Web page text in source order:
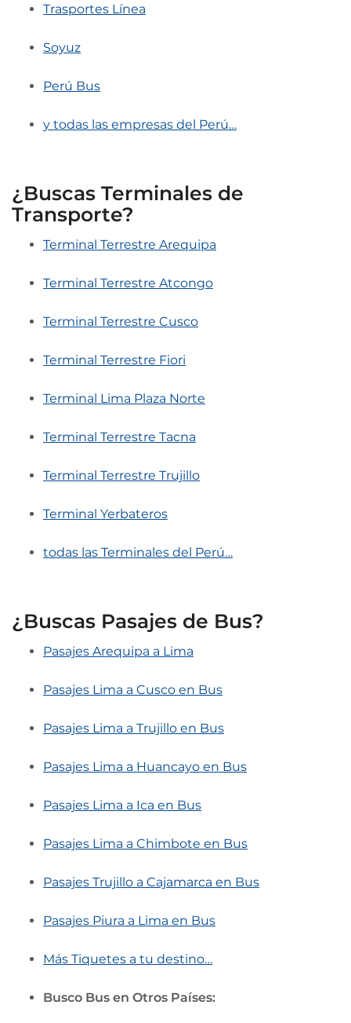
Trasportes Línea
Soyuz
Perú Bus
y todas las empresas del Perú…
¿Buscas Terminales de
Transporte?
Terminal Terrestre Arequipa
Terminal Terrestre Atcongo
Terminal Terrestre Cusco
Terminal Terrestre Fiori
Terminal Lima Plaza Norte
Terminal Terrestre Tacna
Terminal Terrestre Trujillo
Terminal Yerbateros
todas las Terminales del Perú…
¿Buscas Pasajes de Bus?
Pasajes Arequipa a Lima
Pasajes Lima a Cusco en Bus
Pasajes Lima a Trujillo en Bus
Pasajes Lima a Huancayo en Bus
Pasajes Lima a Ica en Bus
Pasajes Lima a Chimbote en Bus
Pasajes Trujillo a Cajamarca en Bus
Pasajes Piura a Lima en Bus
Más Tiquetes a tu destino…
Busco Bus en Otros Países: